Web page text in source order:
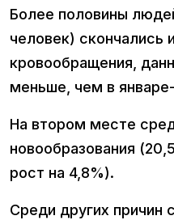
Более половины
человек) скончались
кровообращения,
меньше, чем в
На втором месте
новообразования
рост на 4,8%).
Среди других причин